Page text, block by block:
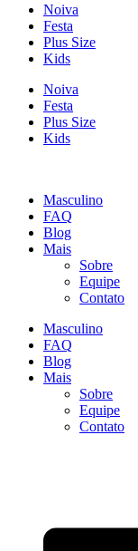
Noiva
Festa
Plus Size
Kids
Noiva
Festa
Plus Size
Kids
Masculino
FAQ
Blog
Mais
Sobre
Equipe
Contato
Masculino
FAQ
Blog
Mais
Sobre
Equipe
Contato